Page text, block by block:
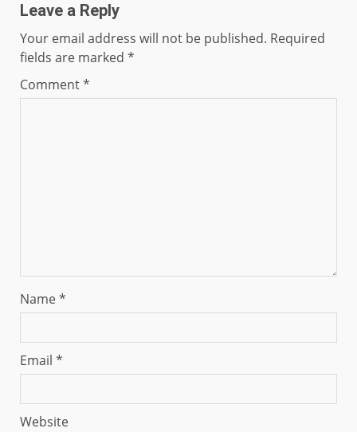
Leave a Reply
Your email address will not be published. Required
fields are marked *
Comment*
Name*
Email *
Website